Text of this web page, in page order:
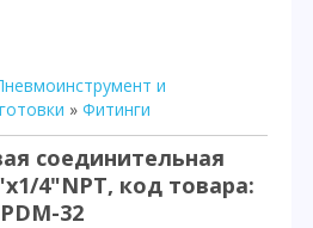
и
» Фитинги
соединительная
4"NPT, код товара:
32